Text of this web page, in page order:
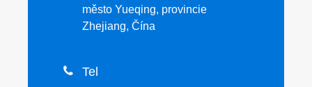
město Yueqing, provincie
Zhejiang, Čína
 Tel